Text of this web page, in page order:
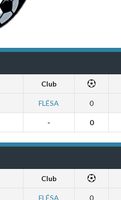
Club
FLÉSA 0
- 0
Club
FLÉSA 0